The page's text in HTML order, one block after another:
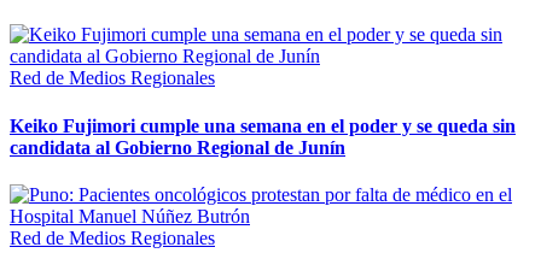
Red de Medios Regionales
Keiko Fujimori cumple una semana en el poder y se queda sin
candidata al Gobierno Regional de Junín
Red de Medios Regionales